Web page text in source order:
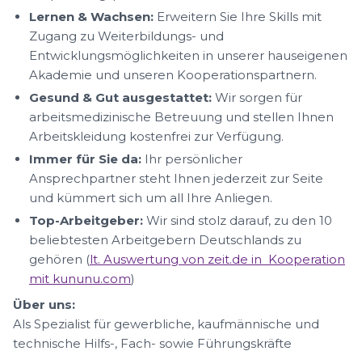
Lernen & Wachsen: Erweitern Sie Ihre Skills mit
Zugang zu Weiterbildungs- und
Entwicklungsmöglichkeiten in unserer hauseigenen
Akademie und unseren Kooperationspartnern.
Gesund & Gut ausgestattet: Wir sorgen für
arbeitsmedizinische Betreuung und stellen Ihnen
Arbeitskleidung kostenfrei zur Verfügung.
Immer für Sie da: Ihr persönlicher
Ansprechpartner steht Ihnen jederzeit zur Seite
und kümmert sich um all Ihre Anliegen.
Top-Arbeitgeber: Wir sind stolz darauf, zu den 10
beliebtesten Arbeitgebern Deutschlands zu
gehören (lt. Auswertung von zeit.de in Kooperation
mit kununu.com)
Über uns:
Als Spezialist für gewerbliche, kaufmännische und
technische Hilfs-, Fach- sowie Führungskräfte